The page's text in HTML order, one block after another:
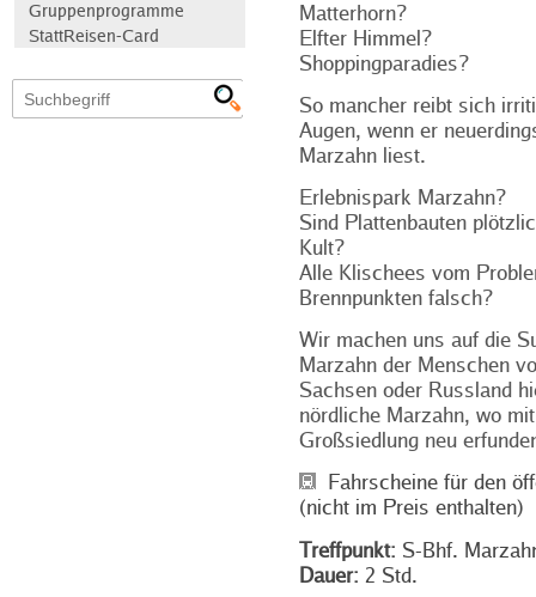
Gruppenprogramme
StattReisen-Card
Matterhorn?
Elfter Himmel?
Shoppingparadies?
So mancher reibt sich
Augen, wenn er
Marzahn liest.
Erlebnispark Marzahn?
Sind Plattenbauten
Kult?
Alle Klischees vom
Brennpunkten falsch?
Wir machen uns auf die
Marzahn der Menschen
Sachsen oder Russland
nördliche Marzahn, wo
Großsiedlung neu
Fahrscheine für den
(nicht im Preis enthalten)
Treffpunkt: S-Bhf.
Dauer: 2 Std.